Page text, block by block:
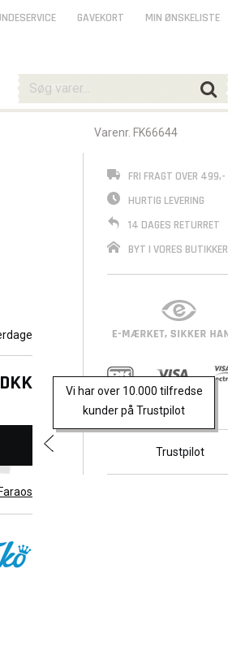
Varenr. FK66644
DKK
Vi har over 10.000 tilfredse
kunder på Trustpilot
FRI FRAGT OVER 499,-
HURTIG LEVERING
14 DAGES RETURRET
BYT I VORES BUTIKKER
Trustpilot
GAVEKORT MIN ØNSKELISTE